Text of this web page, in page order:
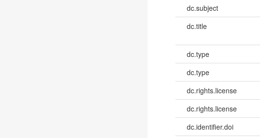
dc.subject
dc.title
dc.type
dc.type
dc.rights.license
dc.rights.license
dc.identifier.doi